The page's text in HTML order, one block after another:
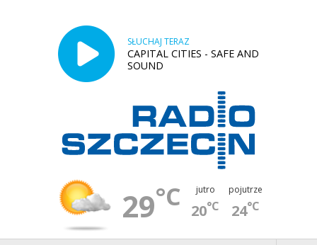
SŁUCHAJ TERAZ
CAPITAL CITIES - SAFE AND
SOUND
29°C jutro
20°C
pojutrze
24°C